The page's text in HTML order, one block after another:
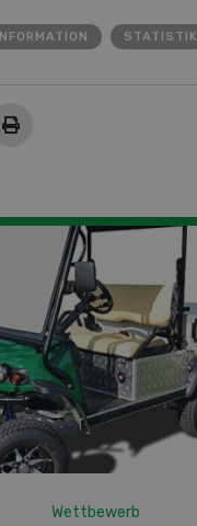
INFORMATION STATISTIK
Wettbewerb